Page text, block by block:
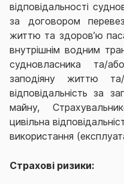
відповідальності
за договором
життю та здоров’ю
внутрішнім водним
судновласника та/
заподіяну життю
відповідальність за
майну,
цивільна
використання
Страхові ризики: